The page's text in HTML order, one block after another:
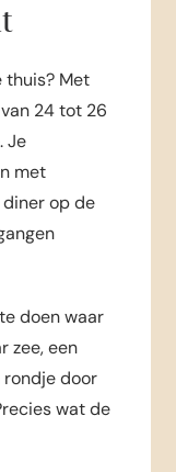
thuis? Met
24 tot 26
Je
met
op de
doen waar
zee, een
rondje door
wat de